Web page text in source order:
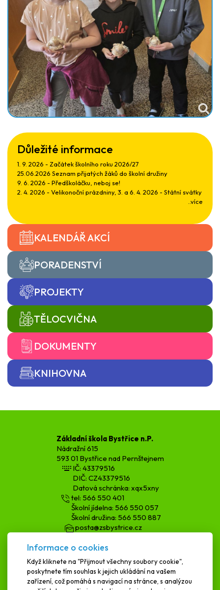
Důležité informace
1. 9. 2026 - Začátek školního roku 2026/27
25.06.2026 Seznam přijatých žáků do školní družiny
9. 6. 2026 - Předškoláčku, neboj se!
2. 4. 2026 - Velikonoční prázdniny, 3. a 6. 4. 2026 - Státní svátky
..více
KALENDÁŘ AKCÍ
PORADENSTVÍ
PROJEKTY
TĚLOCVIČNA
DOKUMENTY
KNIHOVNA
Základní škola Bystřice n.P.
Nádražní 615
593 01 Bystřice nad Pernštejnem
IČ: 43379516
DIČ: CZ43379516
Datová schránka: xqx5xny
tel: 566 550 401
Školní jídelna: 566 550 057
Školní družina: 566 550 887
posta@zsbystrice.cz
podatelna@zsbystrice.cz
SCHRÁNKA DŮVĚRY
Informace o cookies
Když kliknete na "Přijmout všechny soubory cookie",
poskytnete tím souhlas k jejich ukládání na vašem
zařízení, což pomáhá s navigací na stránce, s analýzou